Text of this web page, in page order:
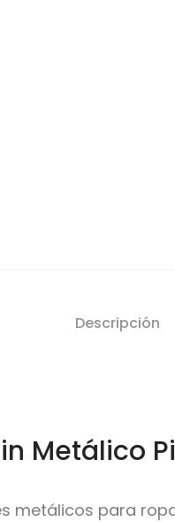
Descripción
Metálico
metálicos para